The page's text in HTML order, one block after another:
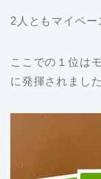
2人ともマイペ
ここでの１位は
に発揮されました